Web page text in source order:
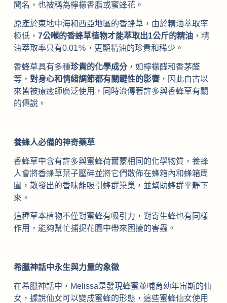
聞名，也被稱為檸檬香脂或蜜蜂花。
原產於東地中海和西亞地區的香蜂草，由於精油萃取率
極低， 7公噸的香蜂草植物才能萃取出1公斤的精油，精
油萃取率只有0.01％，更顯精油的珍貴和稀少。
香蜂草具有多種珍貴的化學成分，如檸檬醛和香茅醛
等， 對身心和情緒調節都有關鍵性的影響，因此自古以
來皆被療癒師廣泛使用，同時流傳著許多與香蜂草有關
的傳說。
養蜂人必備的神奇藥草
香蜂草中含有許多與蜜蜂荷爾蒙相同的化學物質，養蜂
人會將香蜂草葉子壓碎並將它們散佈在蜂箱內和蜂箱周
圍，散發出的香味能吸引蜂群築巢，並幫助蜂群平靜下
來。
這種草本植物不僅對蜜蜂有吸引力，對寄生蜂也有同樣
作用，能夠幫忙捕捉花園中帶來困擾的害蟲。
希臘神話中永生與力量的象徵
在希臘神話中，Melissa是發現蜂蜜並哺育幼年宙斯的仙
女，據說仙女可以變成蜜蜂的形態，這些蜜蜂仙女使用